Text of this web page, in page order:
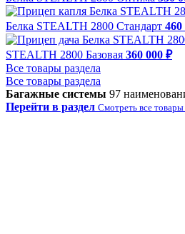
Белка STEALTH 2800 Стандарт 460
STEALTH 2800 Базовая 360 000 ₽
Все товары раздела
Все товары раздела
Багажные системы 97
Перейти в раздел Смотреть все